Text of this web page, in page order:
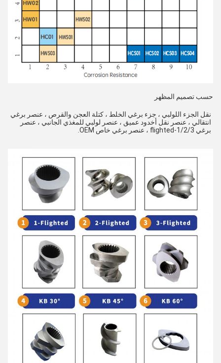
حسب تصميم المظهر
برغي 1/2/3-flighted ، عنصر برغي خاص OEM.